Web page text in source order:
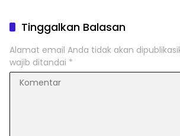
Tinggalkan Balasan
Alamat email Anda tidak akan
wajib ditandai *